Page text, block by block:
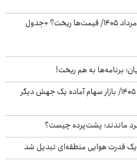
برنامه‌ها به هم ریخت!
پیش‌بینی بورس فردا شنبه ۱۷ مرداد ۱۴۰۵/ بازار سهام آماده یک جهش دیگر
قدرت هوایی منطقه‌ای تبدیل شد